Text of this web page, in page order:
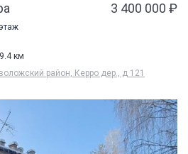
3 400 000 ₽
км
район, Керро дер., д 121